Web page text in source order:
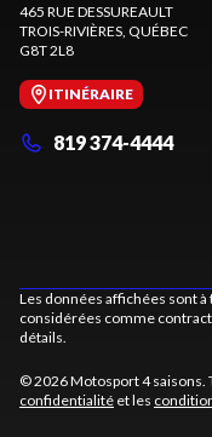
465 RUE DESSUREAULT
TROIS-RIVIÈRES , QUÉBEC
G8T 2L8
ITINÉRAIRE
819 374-4444
Les données affichées sont
considérées comme
détails.
© 2026 Motosport 4 saisons.
confidentialité et les